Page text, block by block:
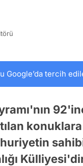
Google’da tercih